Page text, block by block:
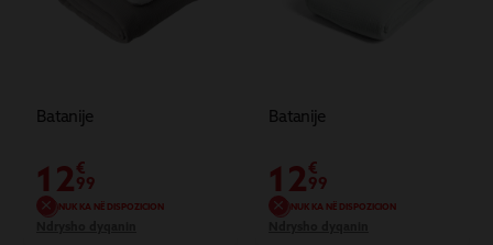
Batanije
12€
99
NUK KA NË DISPOZICION
Batanije
12€
99
NUK KA NË DISPOZICION